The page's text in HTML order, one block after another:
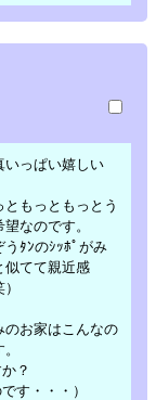
いっぱい嬉しい
ともっともっとう
望なのです。
うﾀﾝのｼｯﾎﾟがみ
似てて親近感
）
のお家はこんなの
？
す・・・）